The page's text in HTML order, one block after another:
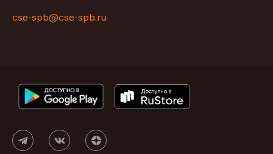
cse-spb@cse-spb.ru